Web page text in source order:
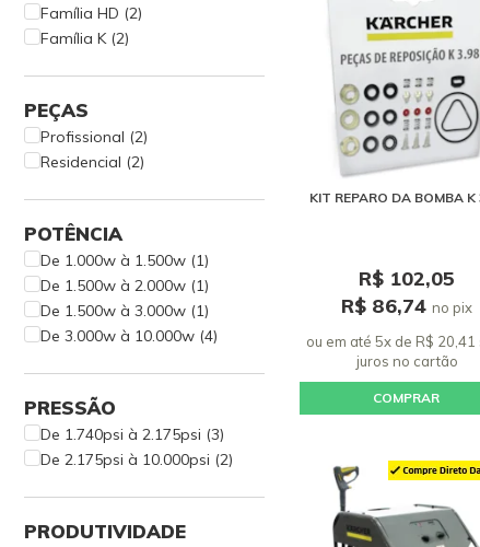
Família HD (2)
Família K (2)
PEÇAS
Profissional (2)
Residencial (2)
POTÊNCIA
De 1.000w à 1.500w (1)
De 1.500w à 2.000w (1)
De 1.500w à 3.000w (1)
De 3.000w à 10.000w (4)
PRESSÃO
De 1.740psi à 2.175psi (3)
De 2.175psi à 10.000psi (2)
PRODUTIVIDADE
KIT REPARO DA BOMBA K
R$ 102,05
R$ 86,74 no pix
ou em até 5x de R$ 20,41
juros no cartão
COMPRAR